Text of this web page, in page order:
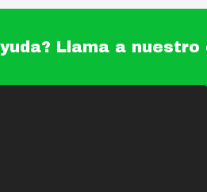
Llama a nuestro